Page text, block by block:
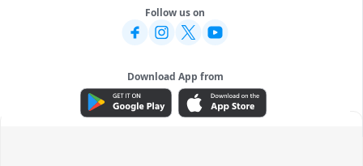
Follow us on
Download App from
ADVERTISEMENT